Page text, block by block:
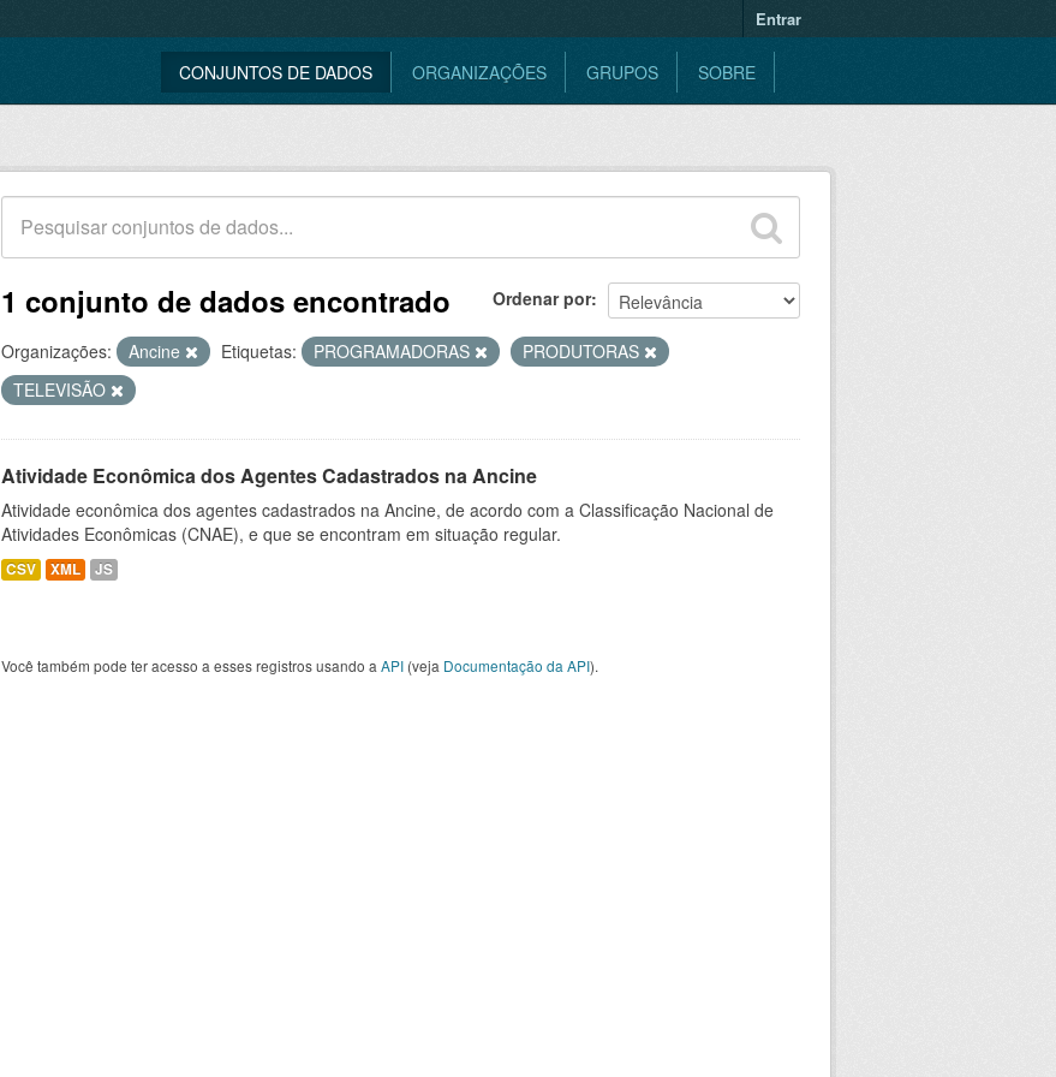
Entrar
CONJUNTOS DE DADOS ORGANIZAÇÕES GRUPOS SOBRE
Ordenar por
1 conjunto de dados encontrado
Organizações: Ancine Etiquetas: PROGRAMADORAS
PRODUTORAS
TELEVISÃO
Atividade Econômica dos Agentes Cadastrados na Ancine
Atividade econômica dos agentes cadastrados na Ancine, de acordo com a Classificação Nacional de
Atividades Econômicas (CNAE), e que se encontram em situação regular.
CSV XML JS
Você também pode ter acesso a esses registros usando a API (veja Documentação da API).